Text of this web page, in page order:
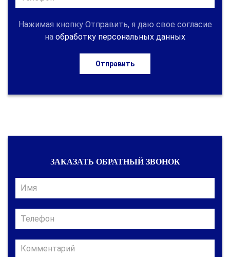
Нажимая кнопку Отправить, я даю свое согласие
на обработку персональных данных
Отправить
ЗАКАЗАТЬ ОБРАТНЫЙ ЗВОНОК